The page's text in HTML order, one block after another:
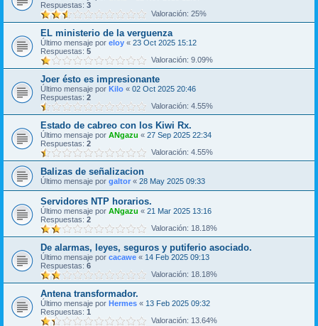
Respuestas: 3
Valoración: 25%
EL ministerio de la verguenza
Último mensaje por eloy « 23 Oct 2025 15:12
Respuestas: 5
Valoración: 9.09%
Joer ésto es impresionante
Último mensaje por Kilo « 02 Oct 2025 20:46
Respuestas: 2
Valoración: 4.55%
Estado de cabreo con los Kiwi Rx.
Último mensaje por ANgazu « 27 Sep 2025 22:34
Respuestas: 2
Valoración: 4.55%
Balizas de señalizacion
Último mensaje por galtor « 28 May 2025 09:33
Servidores NTP horarios.
Último mensaje por ANgazu « 21 Mar 2025 13:16
Respuestas: 2
Valoración: 18.18%
De alarmas, leyes, seguros y putiferio asociado.
Último mensaje por cacawe « 14 Feb 2025 09:13
Respuestas: 6
Valoración: 18.18%
Antena transformador.
Último mensaje por Hermes « 13 Feb 2025 09:32
Respuestas: 1
Valoración: 13.64%